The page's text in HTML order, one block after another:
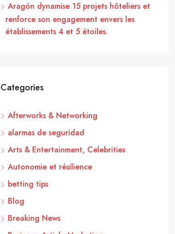
Aragón dynamise 15 projets hôteliers et
renforce son engagement envers les
établissements 4 et 5 étoiles.
Categories
Afterworks & Networking
alarmas de seguridad
Arts & Entertainment, Celebrities
Autonomie et résilience
betting tips
Blog
Breaking News